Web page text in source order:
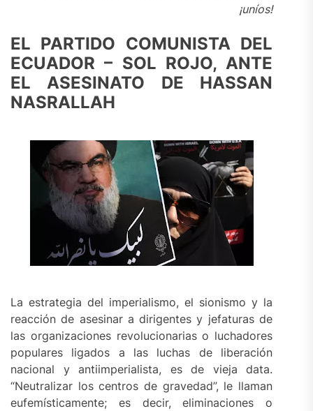
¡uníos!
EL PARTIDO COMUNISTA DEL
ECUADOR – SOL ROJO, ANTE
EL ASESINATO DE HASSAN
NASRALLAH
La estrategia del imperialismo, el sionismo y la
reacción de asesinar a dirigentes y jefaturas de
las organizaciones revolucionarias o luchadores
populares ligados a las luchas de liberación
nacional y antiimperialista, es de vieja data.
“Neutralizar los centros de gravedad”, le llaman
eufemísticamente; es decir, eliminaciones o